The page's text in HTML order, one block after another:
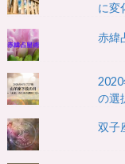
に変
赤緯
の選
双子